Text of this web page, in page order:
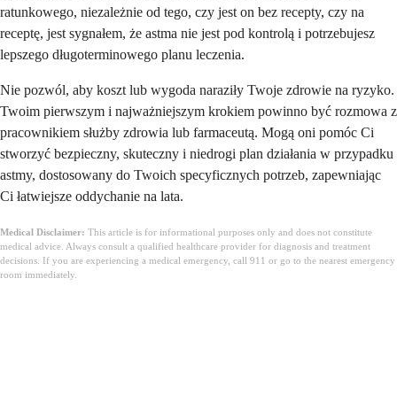
ratunkowego, niezależnie od tego, czy jest on bez recepty, czy na
receptę, jest sygnałem, że astma nie jest pod kontrolą i potrzebujesz
lepszego długoterminowego planu leczenia.
Nie pozwól, aby koszt lub wygoda naraziły Twoje zdrowie na ryzyko.
Twoim pierwszym i najważniejszym krokiem powinno być rozmowa z
pracownikiem służby zdrowia lub farmaceutą. Mogą oni pomóc Ci
stworzyć bezpieczny, skuteczny i niedrogi plan działania w przypadku
astmy, dostosowany do Twoich specyficznych potrzeb, zapewniając
Ci łatwiejsze oddychanie na lata.
Medical Disclaimer: This article is for informational purposes only and does not constitute
medical advice. Always consult a qualified healthcare provider for diagnosis and treatment
decisions. If you are experiencing a medical emergency, call 911 or go to the nearest emergency
room immediately.